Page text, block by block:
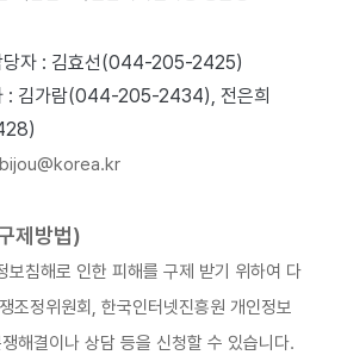
당자 : 김효선(044-205-2425)
: 김가람(044-205-2434), 전은희
제방법)
보침해로 인한 피해를 구제 받기 위하여 다
조정위원회, 한국인터넷진흥원 개인정보
해결이나 상담 등을 신청할 수 있습니다.